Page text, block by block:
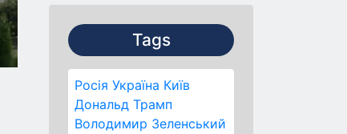
Tags
Росія Україна Київ
Дональд Трамп
Володимир Зеленський